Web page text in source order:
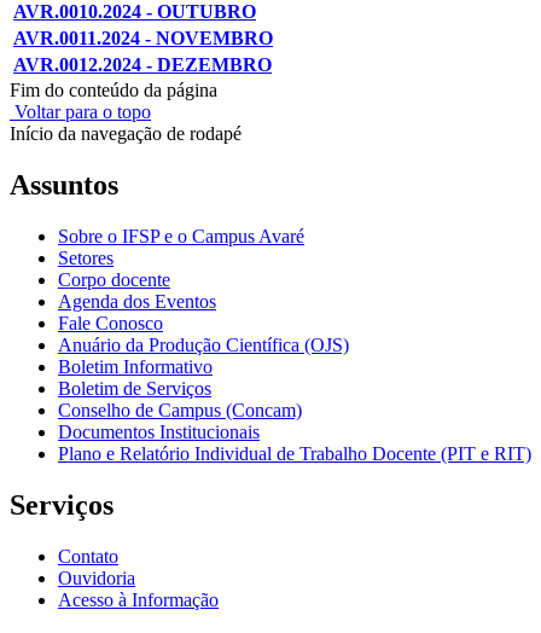
AVR.0010.2024 - OUTUBRO
AVR.0011.2024 - NOVEMBRO
AVR.0012.2024 - DEZEMBRO
Fim do conteúdo da página
Voltar para o topo
Início da navegação de rodapé
Assuntos
Sobre o IFSP e o Campus Avaré
Setores
Corpo docente
Agenda dos Eventos
Fale Conosco
Anuário da Produção Científica (OJS)
Boletim Informativo
Boletim de Serviços
Conselho de Campus (Concam)
Documentos Institucionais
Plano e Relatório Individual de Trabalho Docente (PIT e RIT)
Serviços
Contato
Ouvidoria
Acesso à Informação